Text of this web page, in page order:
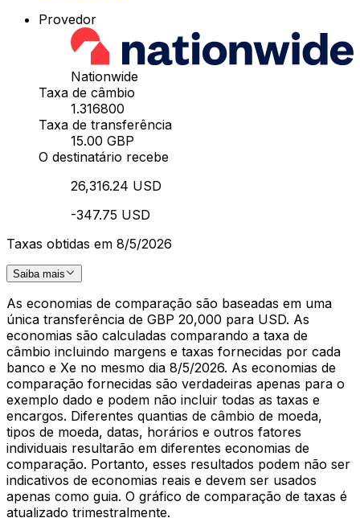
Provedor
Nationwide
Taxa de câmbio
1.316800
Taxa de transferência
15.00 GBP
O destinatário recebe
26,316.24 USD
-347.75 USD
Taxas obtidas em 8/5/2026
Saiba mais
As economias de comparação são baseadas em uma
única transferência de GBP 20,000 para USD. As
economias são calculadas comparando a taxa de
câmbio incluindo margens e taxas fornecidas por cada
banco e Xe no mesmo dia 8/5/2026. As economias de
comparação fornecidas são verdadeiras apenas para o
exemplo dado e podem não incluir todas as taxas e
encargos. Diferentes quantias de câmbio de moeda,
tipos de moeda, datas, horários e outros fatores
individuais resultarão em diferentes economias de
comparação. Portanto, esses resultados podem não ser
indicativos de economias reais e devem ser usados
apenas como guia. O gráfico de comparação de taxas é
atualizado trimestralmente.